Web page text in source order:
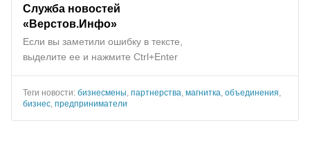
Служба новостей
«Верстов.Инфо»
Если вы заметили ошибку в тексте,
выделите ее и нажмите Ctrl+Enter
Теги новости: бизнесмены партнерства магнитка объединения
бизнес предприниматели